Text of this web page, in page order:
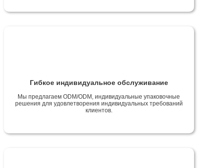
Гибкое индивидуальное обслуживание
Мы предлагаем ODM/ODM, индивидуальные упаковочные
решения для удовлетворения индивидуальных требований
клиентов.